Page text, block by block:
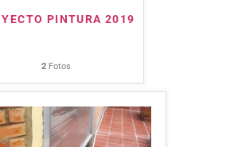
PINTURA 2019
2Fotos